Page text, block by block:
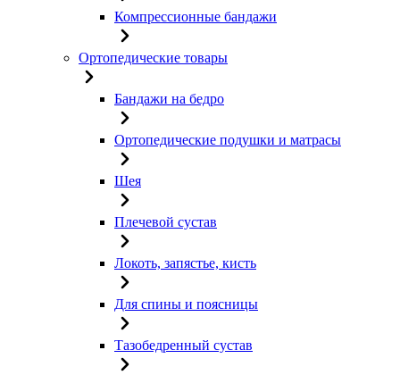
Компрессионные бандажи
Ортопедические товары
Бандажи на бедро
Ортопедические подушки и матрасы
Шея
Плечевой сустав
Локоть, запястье, кисть
Для спины и поясницы
Тазобедренный сустав